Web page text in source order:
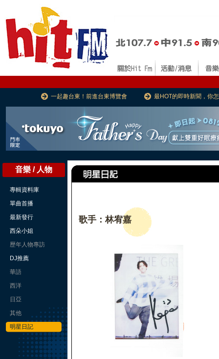
一起趣台東！前進台東博覽會 最HOT的即時新聞，你
音樂 / 人物
專輯資料庫
單曲首播
最新發行
西朵小姐
歷年人物專訪
DJ推薦
華語
西洋
日亞
其他
明星日記
歌手：林宥嘉